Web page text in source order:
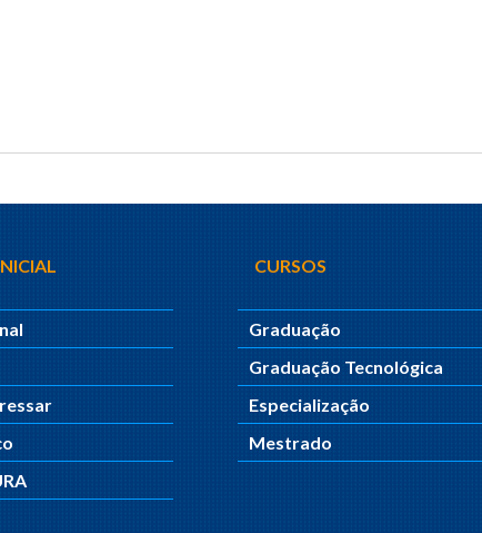
CURSOS
Graduação
Graduação Tecnológica
Especialização
Mestrado